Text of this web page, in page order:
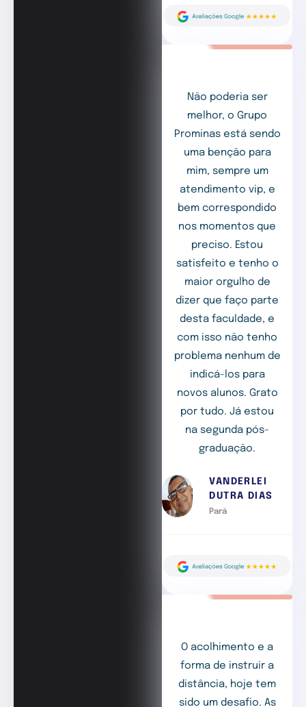
Não poderia ser
melhor, o Grupo
Prominas está sendo
uma benção para
mim, sempre um
atendimento vip, e
bem correspondido
nos momentos que
preciso. Estou
satisfeito e tenho o
maior orgulho de
dizer que faço parte
desta faculdade, e
com isso não tenho
problema nenhum de
indicá-los para
novos alunos. Grato
por tudo. Já estou
na segunda pós-
graduação.
VANDERLEI
DUTRA DIAS
Pará
O acolhimento e a
forma de instruir a
distância, hoje tem
sido um desafio. As